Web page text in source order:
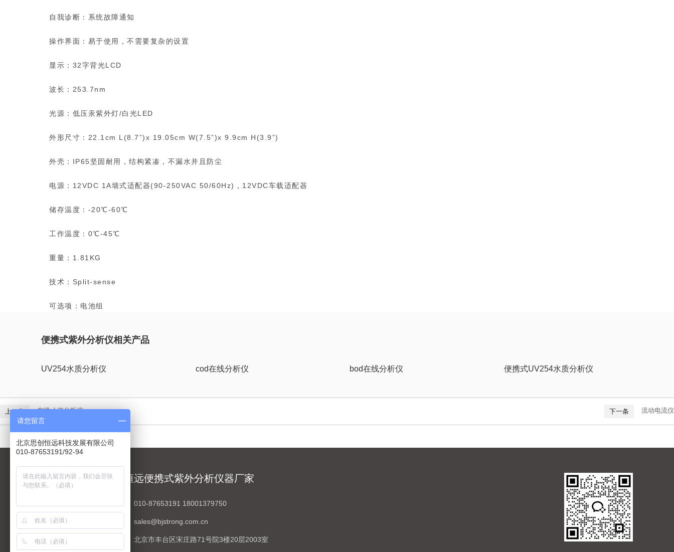
自我诊断：系统故障通知
操作界面：易于使用，不需要复杂的设置
显示：32字背光LCD
波长：253.7nm
光源：低压汞紫外灯/白光LED
外形尺寸：22.1cm L(8.7”)x 19.05cm W(7.5”)x 9.9cm H(3.9”)
外壳：IP65坚固耐用，结构紧凑，不漏水并且防尘
电源：12VDC 1A墙式适配器(90-250VAC 50/60Hz)，12VDC车载适配器
储存温度：-20℃-60℃
工作温度：0℃-45℃
重量：1.81KG
技术：Split-sense
可选项：电池组
便携式紫外分析仪相关产品
UV254水质分析仪 cod在线分析仪 bod在线分析仪 便携式UV254水质分析仪
上一条 在线ph值分析仪 下一条 流动电流仪
北京思创恒远便携式紫外分析仪器厂家
010-87653191 18001379750
sales@bjstrong.com.cn
北京市丰台区宋庄路71号院3楼20层2003室
请您留言
北京思创恒远科技发展有限公司
010-87653191/92-94